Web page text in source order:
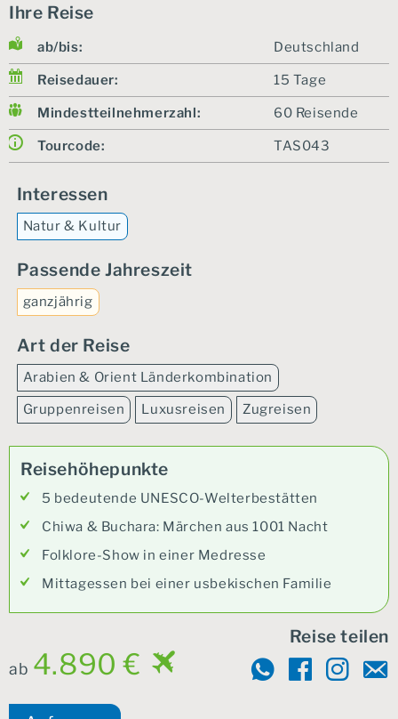
Ihre Reise
ab/bis: Deutschland
Reisedauer: 15 Tage
Mindestteilnehmerzahl: 60 Reisende
Tourcode: TAS043
Interessen
Natur & Kultur
Passende Jahreszeit
ganzjährig
Art der Reise
Arabien & Orient Länderkombination
Gruppenreisen
Luxusreisen Zugreisen
Reisehöhepunkte
5 bedeutende UNESCO-Welterbestätten
Chiwa & Buchara: Märchen aus 1001 Nacht
Folklore-Show in einer Medresse
Mittagessen bei einer usbekischen Familie
ab 4.890 €
Reise teilen